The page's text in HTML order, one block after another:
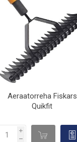
Aeraatorreha Fiskars
Quikfit
i
h d 